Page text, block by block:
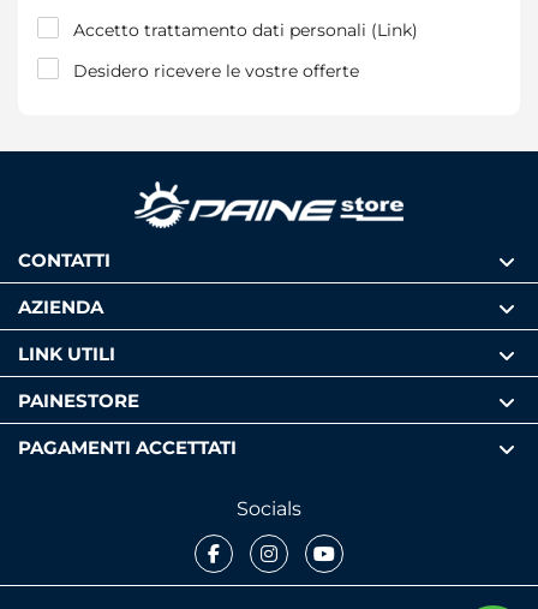
Accetto trattamento dati personali (Link)
Desidero ricevere le vostre offerte
CONTATTI
AZIENDA
LINK UTILI
PAINESTORE
PAGAMENTI ACCETTATI
Socials
FacebookInstagramYoutube